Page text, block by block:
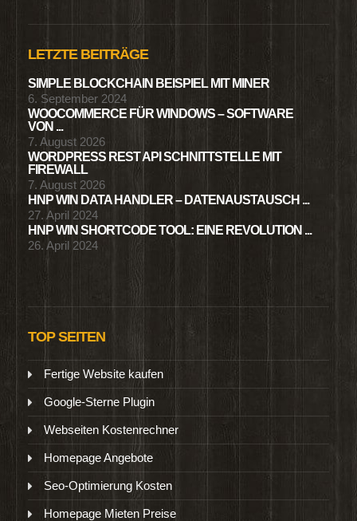
LETZTE BEITRÄGE
SIMPLE BLOCKCHAIN BEISPIEL MIT MINER
6. September 2024
WOOCOMMERCE FÜR WINDOWS – SOFTWARE
VON ...
7. August 2026
WORDPRESS REST API SCHNITTSTELLE MIT
FIREWALL
7. August 2026
HNP WIN DATA HANDLER – DATENAUSTAUSCH ...
27. April 2024
HNP WIN SHORTCODE TOOL: EINE REVOLUTION ...
26. April 2024
TOP SEITEN
Fertige Website kaufen
Google-Sterne Plugin
Webseiten Kostenrechner
Homepage Angebote
Seo-Optimierung Kosten
Homepage Mieten Preise